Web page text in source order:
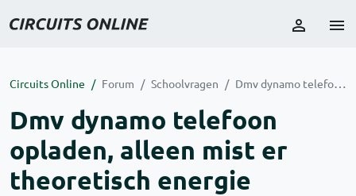
Circuits Online Forum Schoolvragen Dmv dynamo telefoon opladen, alleen mist er theoretisch energie
Dmv dynamo telefoon
opladen, alleen mist er
theoretisch energie